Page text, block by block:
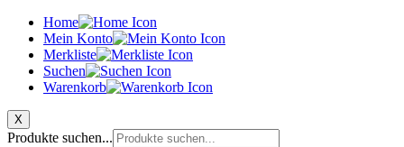
Home
Mein Konto
Merkliste
Suchen
Warenkorb
X
Produkte suchen...